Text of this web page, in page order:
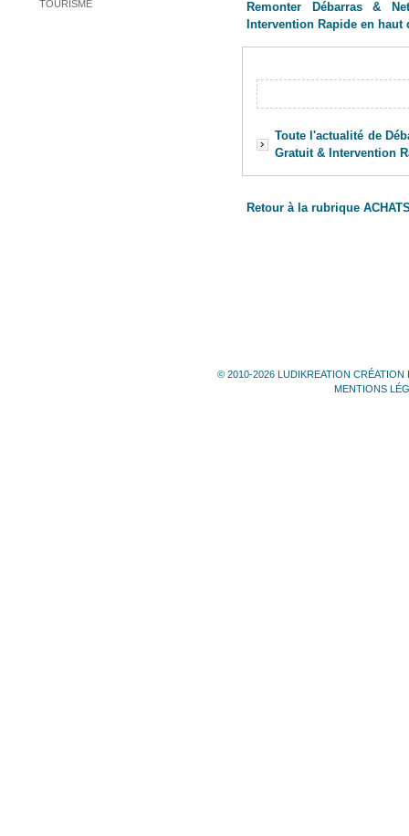
TOURISME
Remonter Débarras &
Intervention Rapide en haut
Toute l'actualité de
Gratuit & Intervention
Retour à la rubrique
© 2010-2026 LUDIKREATION CRÉATION
MENTIONS